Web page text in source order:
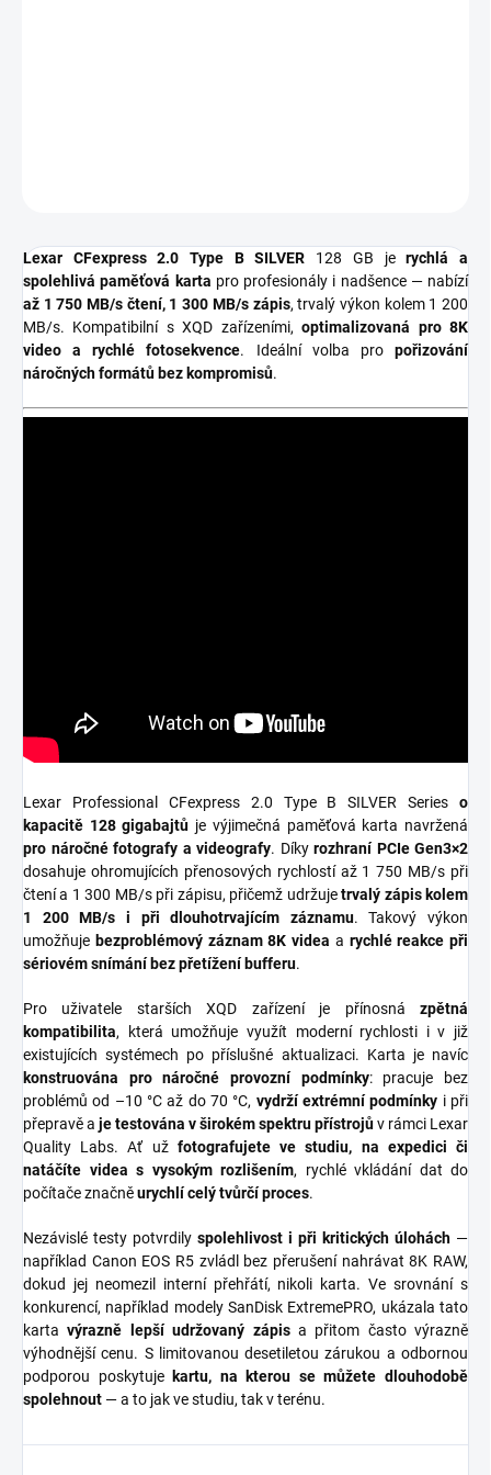
Lexar CFexpress 2.0 Type B SILVER 128 GB jerychlá a
spolehlivá paměťová karta pro profesionály i nadšence — nabízí
až 1 750 MB/s čtení, 1 300 MB/s zápis, trvalý výkon kolem 1 200
MB/s. Kompatibilní s XQD zařízeními, optimalizovaná pro 8K
video a rychlé fotosekvence. Ideální volba propořizování
náročných formátů bez kompromisů.
Lexar Professional CFexpress 2.0 Type B SILVER Series o
kapacitě 128 gigabajtů je výjimečná paměťová karta navržená
pro náročné fotografy a videografy. Díky rozhraní PCIe Gen3×2
dosahuje ohromujících přenosových rychlostí až 1 750 MB/s při
čtení a 1 300 MB/s při zápisu, přičemž udržujetrvalý zápis kolem
1 200 MB/s i při dlouhotrvajícím záznamu. Takový výkon
umožňuje bezproblémový záznam 8K videa a rychlé reakce při
sériovém snímání bez přetížení bufferu.
Pro uživatele starších XQD zařízení je přínosná zpětná
kompatibilita, která umožňuje využít moderní rychlosti i v již
existujících systémech po příslušné aktualizaci. Karta je navíc
konstruována pro náročné provozní podmínky: pracuje bez
problémů od –10 °C až do 70 °C, vydrží extrémní podmínky i při
přepravě a je testována v širokém spektru přístrojův rámci Lexar
Quality Labs. Ať už fotografujete ve studiu, na expedici či
natáčíte videa s vysokým rozlišením, rychlé vkládání dat do
počítače značněurychlí celý tvůrčí proces.
Nezávislé testy potvrdily spolehlivost i při kritických úlohách —
například Canon EOS R5 zvládl bez přerušení nahrávat 8K RAW,
dokud jej neomezil interní přehřátí, nikoli karta. Ve srovnání s
konkurencí, například modely SanDisk ExtremePRO, ukázala tato
kartavýrazně lepší udržovaný zápisa přitom často výrazně
výhodnější cenu. S limitovanou desetiletou zárukou a odbornou
podporou poskytuje kartu, na kterou se můžete dlouhodobě
spolehnout — a to jak ve studiu, tak v terénu.